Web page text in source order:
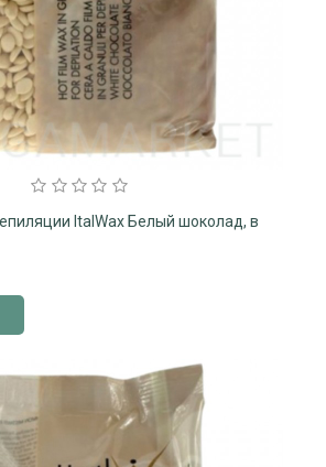
ItalWax Белый шоколад, в